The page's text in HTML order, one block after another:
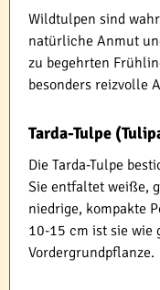
Wildtulpen sind
natürliche Anmut
zu begehrten
besonders reizvolle
Tarda-Tulpe
Die Tarda-Tulpe
Sie entfaltet weiße,
niedrige, kompakte
10-15 cm ist sie wie
Vordergrundpflanze.